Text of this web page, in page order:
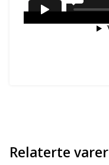
Relaterte varer